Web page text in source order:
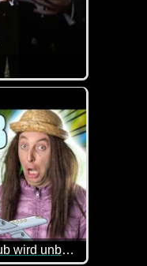
immer auf Ideen,
Helga & Marianne - Urlaub wird unbezahlbar